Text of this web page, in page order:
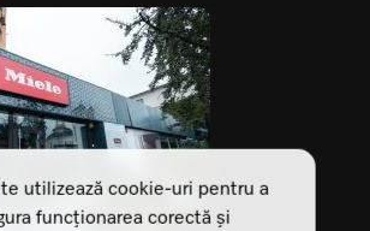
utilizează cookie-uri pentru a
funcționarea corectă și